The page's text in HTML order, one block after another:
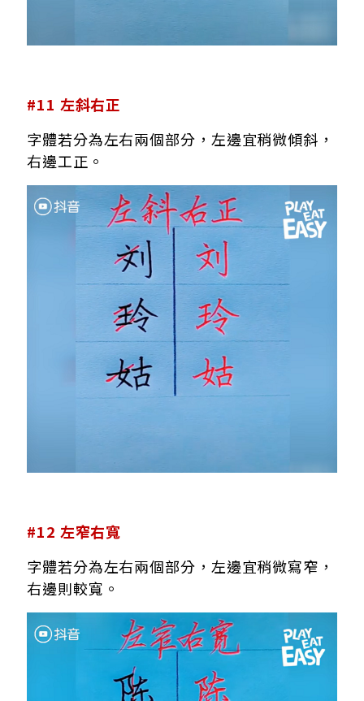
#11 左斜右正
字體若分為左右兩個部分，左邊宜稍微傾斜，
右邊工正。
#12 左窄右寬
字體若分為左右兩個部分，左邊宜稍微寫窄，
右邊則較寬。